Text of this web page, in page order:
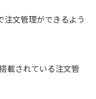
注文管理ができるよう
載されている注文管